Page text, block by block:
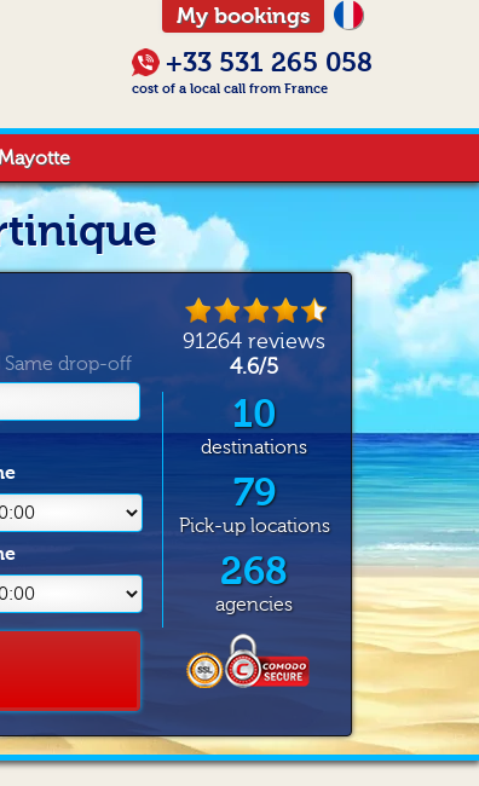
My bookings
+33 531 265 058
cost of a local call from France
91264 reviews
4.6/5
Same drop-off
10
destinations
79
Pick-up locations
268
agencies